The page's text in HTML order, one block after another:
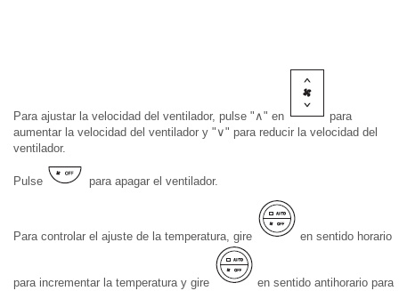
Para ajustar la velocidad del ventilador, pulse "∧" en
para
aumentar la velocidad del ventilador y "∨" para reducir la velocidad del
ventilador.
Pulse para apagar el ventilador.
Para controlar el ajuste de la temperatura, gire en sentido horario
para incrementar la temperatura y gire
en sentido antihorario para